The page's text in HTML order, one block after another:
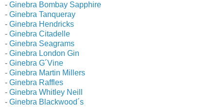
- Ginebra Bombay Sapphire
- Ginebra Tanqueray
- Ginebra Hendricks
- Ginebra Citadelle
- Ginebra Seagrams
- Ginebra London Gin
- Ginebra G´Vine
- Ginebra Martin Millers
- Ginebra Raffles
- Ginebra Whitley Neill
- Ginebra Blackwood´s